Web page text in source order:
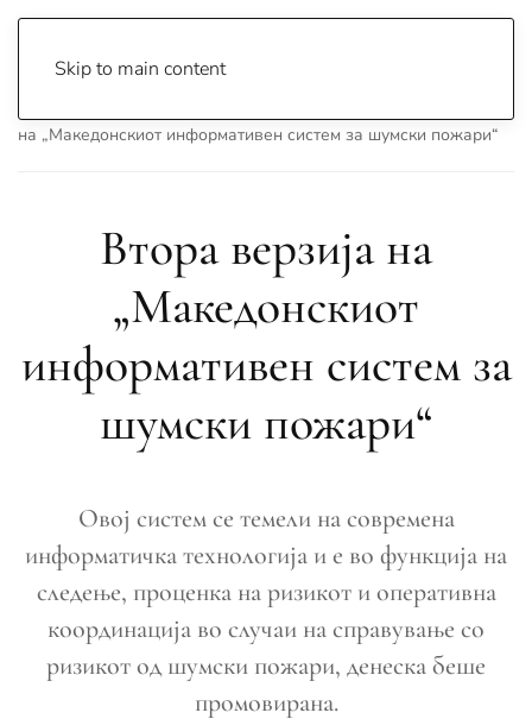
Skip to main content
на „Македонскиот информативен систем за шумски пожари“
Втора верзија на
„Македонскиот
информативен систем за
шумски пожари“
Овој систем се темели на современа
информатичка технологија и е во функција на
следење, проценка на ризикот и оперативна
координација во случаи на справување со
ризикот од шумски пожари, денеска беше
промовирана.